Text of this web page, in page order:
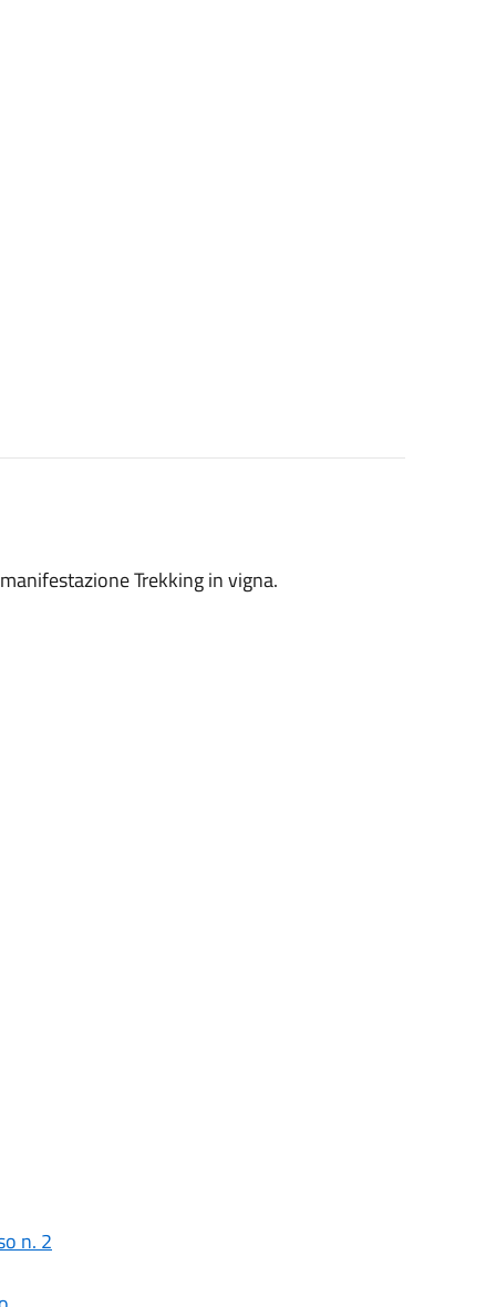
Trekking in vigna.
n. 2